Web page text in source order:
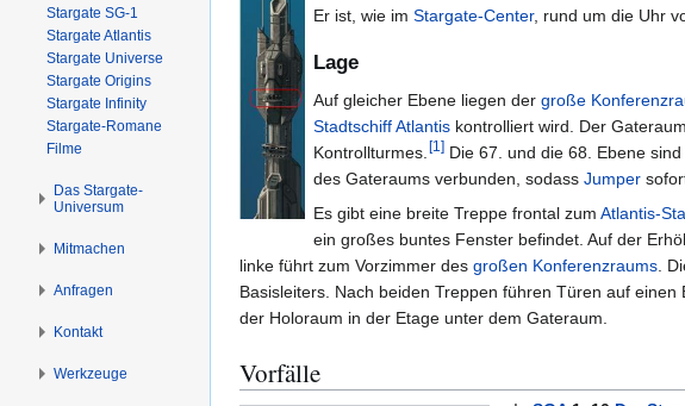
i
n
g
n
Er ist, wie im Stargate-Center, rund um die Uhr
Lage
Auf gleicher Ebene liegen der große
StadtschiffAtlantis kontrolliert wird. Der
Kontrollturmes. [1 ] Die 67. und die 68. Ebene
des Gateraums verbunden, sodass Jumper
Es gibt eine breite Treppe frontal zum Atlantis-
ein großes buntes Fenster befindet. Auf der
linke führt zum Vorzimmer des großen Konferenzraums .
Basisleiters. Nach beiden Treppen führen Türen auf
der Holoraum in der Etage unter dem Gateraum.
Vorfälle
Stargate SG-1
Stargate Atlantis
Stargate Universe
Stargate Origins
Stargate Infinity
Stargate-Romane
Filme
Das Stargate-
Universum
Mitmachen
Anfragen
Kontakt
Werkzeuge